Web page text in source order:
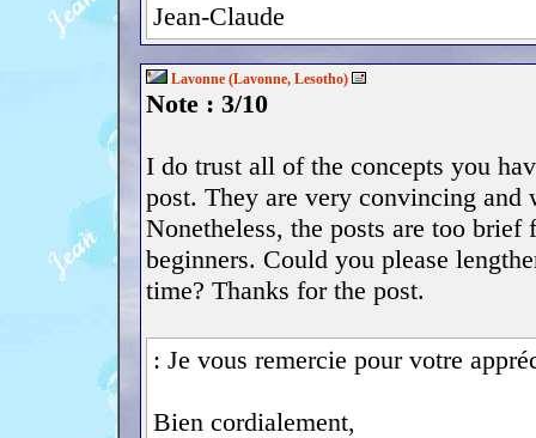
Jean-Claude
Lavonne (Lavonne, Lesotho)
Note : 3/10
I do trust all of the concepts you
post. They are very convincing
Nonetheless, the posts are too brief
beginners. Could you please
time? Thanks for the post.
: Je vous remercie pour votre
Bien cordialement,